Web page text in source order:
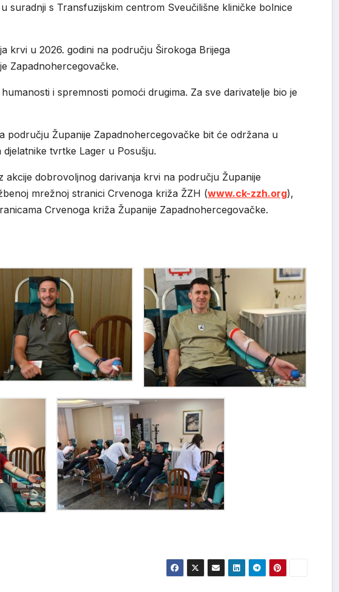
suradnji s Transfuzijskim centrom Sveučilišne kliničke bolnice
krvi u 2026. godini na području Širokoga Brijega
Zapadnohercegovačke.
i spremnosti pomoći drugima. Za sve darivatelje bio je
području Županije Zapadnohercegovačke bit će održana u
tvrtke Lager u Posušju.
akcije dobrovoljnog darivanja krvi na području Županije
mrežnoj stranici Crvenoga križa ŽZH (www.ck-zzh.org),
Crvenoga križa Županije Zapadnohercegovačke.